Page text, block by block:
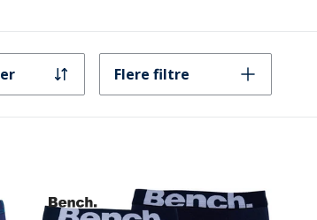
Flere filtre